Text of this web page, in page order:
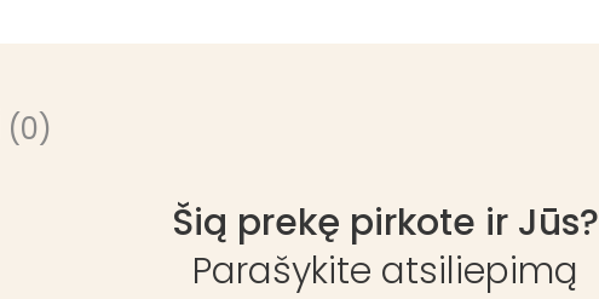
(0)
Šią prekę pirkote ir Jūs?
Parašykite atsiliepimą